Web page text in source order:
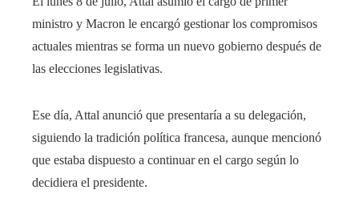
ministro y Macron le encargó gestionar los compromisos
actuales mientras se forma un nuevo gobierno después de
las elecciones legislativas.
Ese día, Attal anunció que presentaría a su delegación,
siguiendo la tradición política francesa, aunque mencionó
que estaba dispuesto a continuar en el cargo según lo
decidiera el presidente.